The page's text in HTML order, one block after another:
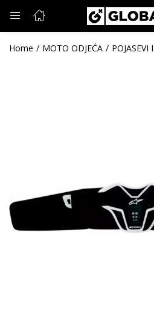
PRIJAVA
Prijava
Zaboravljena
Home MOTO ODJEĆA POJASEVI